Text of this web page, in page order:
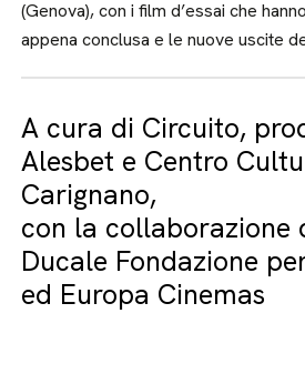
(Genova), con i film d’essai che
appena conclusa e le nuove uscite
A cura di Circuito,
Alesbet e Centro
Carignano,
con la collaborazione
Ducale Fondazione
ed Europa Cinemas